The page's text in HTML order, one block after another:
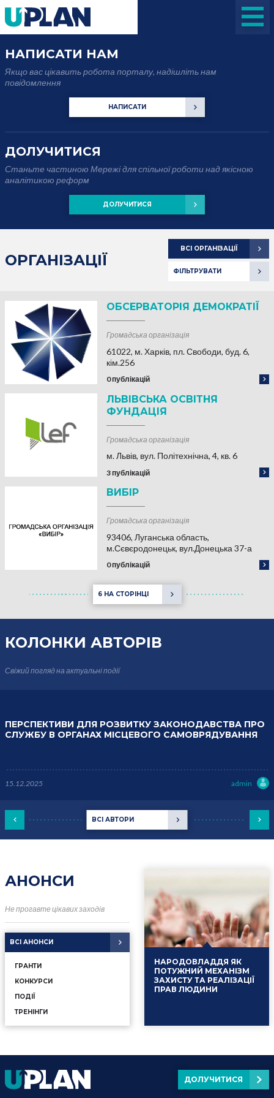
НАПИСАТИ НАМ
Якщо вас цікавить робота порталу, надішліть нам
повідомлення
НАПИСАТИ
ДОЛУЧИТИСЯ
Станьте частиною Мережі для спільної роботи над якісною
аналітикою реформ
ДОЛУЧИТИСЯ
ОРГАНІЗАЦІЇ
ВСІ ОРГАНІЗАЦІЇ
ФІЛЬТРУВАТИ
ОБСЕРВАТОРІЯ ДЕМОКРАТІЇ
Громадська організація
61022, м. Харків, пл. Свободи, буд. 6,
кім.256
0 публікацій
ЛЬВІВСЬКА ОСВІТНЯ
ФУНДАЦІЯ
Громадська організація
м. Львів, вул. Політехнічна, 4, кв. 6
3 публікацій
ВИБІР
Громадська організація
93406, Луганська область,
м.Сєвєродонецьк, вул.Донецька 37-а
0 публікацій
6 НА СТОРІНЦІ
КОЛОНКИ АВТОРІВ
Свіжий погляд на актуальні події
ВСІ АВТОРИ
ПЕРСПЕКТИВИ ДЛЯ РОЗВИТКУ ЗАКОНОДАВСТВА ПРО
СЛУЖБУ В ОРГАНАХ МІСЦЕВОГО САМОВРЯДУВАННЯ
15.12.2025 admin
АНОНСИ
Не прогавте цікавих заходів
ВСІ АНОНСИ
ГРАНТИ
КОНКУРСИ
ПОДІЇ
ТРЕНІНГИ
НАРОДОВЛАДДЯ ЯК
ПОТУЖНИЙ МЕХАНІЗМ
ЗАХИСТУ ТА РЕАЛІЗАЦІЇ
ПРАВ ЛЮДИНИ
16.01.2025 Події
ДОЛУЧИТИСЯ